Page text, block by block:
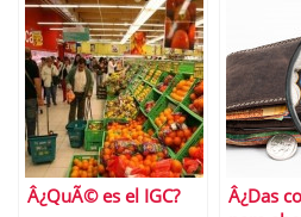
Â¿QuÃ© es el IGC?
Â¿Das